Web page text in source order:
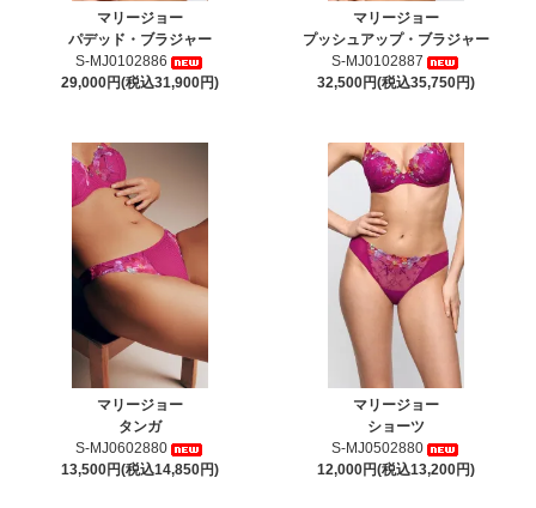
マリージョー
パデッド・ブラジャー
S-MJ0102886
29,000円(税込31,900円)
マリージョー
プッシュアップ・ブラジャー
S-MJ0102887
32,500円(税込35,750円)
マリージョー
タンガ
S-MJ0602880
13,500円(税込14,850円)
マリージョー
ショーツ
S-MJ0502880
12,000円(税込13,200円)